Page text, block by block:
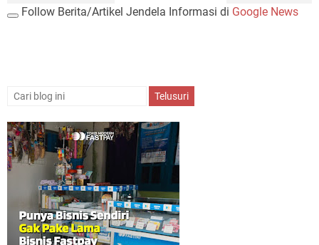
Follow Berita/Artikel Jendela Informasi di Google News